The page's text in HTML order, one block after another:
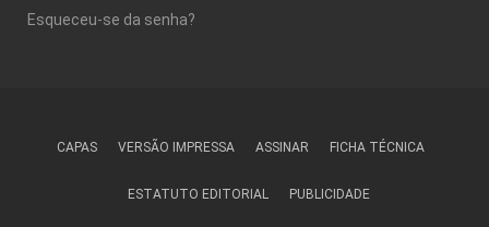
Esqueceu-se da senha?
CAPAS VERSÃO IMPRESSA ASSINAR FICHA TÉCNICA
ESTATUTO EDITORIAL PUBLICIDADE